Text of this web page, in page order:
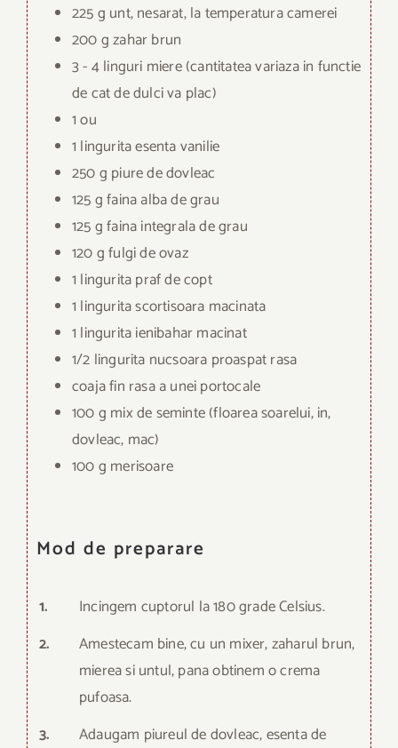
225 g unt, nesarat, la temperatura camerei
200 g zahar brun
3 - 4 linguri miere (cantitatea variaza in functie
de cat de dulci va plac)
1 ou
1 lingurita esenta vanilie
250 g piure de dovleac
125 g faina alba de grau
125 g faina integrala de grau
120 g fulgi de ovaz
1 lingurita praf de copt
1 lingurita scortisoara macinata
1 lingurita ienibahar macinat
1/2 lingurita nucsoara proaspat rasa
coaja fin rasa a unei portocale
100 g mix de seminte (floarea soarelui, in,
dovleac, mac)
100 g merisoare
Mod de preparare
1.
Incingem cuptorul la 180 grade Celsius.
2.
Amestecam bine, cu un mixer, zaharul brun,
mierea si untul, pana obtinem o crema
pufoasa.
3.
Adaugam piureul de dovleac, esenta de